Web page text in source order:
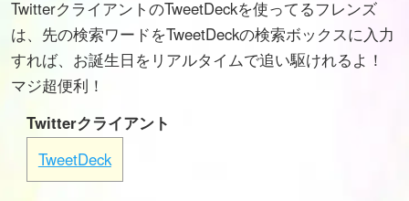
TwitterクライアントのTweetDeckを使ってるフレンズ
は、先の検索ワードをTweetDeckの検索ボックスに入力
すれば、お誕生日をリアルタイムで追い駆けれるよ！
マジ超便利！
Twitterクライアント
TweetDeck